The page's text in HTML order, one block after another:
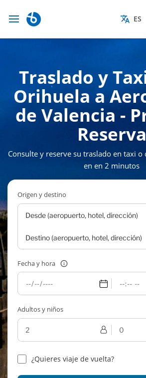
ES
Traslado y
Orihuela a
de Valencia -
Reserva
Consulte y reserve su traslado en taxi
en en 2 minutos
Origen y destino
Fecha y hora
Adultos y niños
¿Quieres viaje de vuelta?